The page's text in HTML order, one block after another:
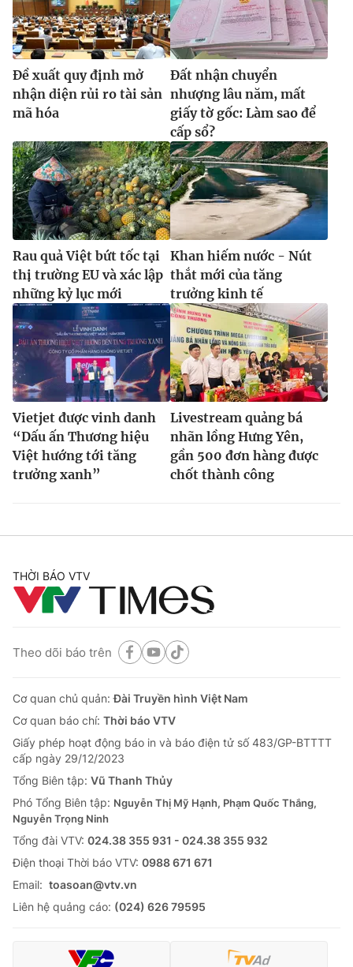
Ðề xuất quy định mở
nhận diện rủi ro tài sản
mã hóa
Đất nhận chuyển
nhượng lâu năm, mất
giấy tờ gốc: Làm sao để
cấp sổ?
Rau quả Việt bứt tốc tại
thị trường EU và xác lập
những kỷ lục mới
Khan hiếm nước - Nút
thắt mới của tăng
trưởng kinh tế
Vietjet được vinh danh
“Dấu ấn Thương hiệu
Việt hướng tới tăng
trưởng xanh”
Livestream quảng bá
nhãn lồng Hưng Yên,
gần 500 đơn hàng được
chốt thành công
THỜI BÁO VTV
Theo dõi báo trên
Cơ quan chủ quản:Đài Truyền hình Việt Nam
Cơ quan báo chí: Thời báo VTV
Giấy phép hoạt động báo in và báo điện tử số 483/GP-BTTTT
cấp ngày 29/12/2023
Tổng Biên tập: Vũ Thanh Thủy
Phó Tổng Biên tập: Nguyễn Thị Mỹ Hạnh, Phạm Quốc Thắng,
Nguyễn Trọng Ninh
Tổng đài VTV: 024.38 355 931 - 024.38 355 932
Ðiện thoại Thời báo VTV: 0988 671 671
Email: toasoan@vtv.vn
Liên hệ quảng cáo: (024) 626 79595